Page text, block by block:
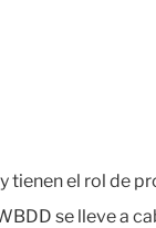
tienen el rol de
se lleve a